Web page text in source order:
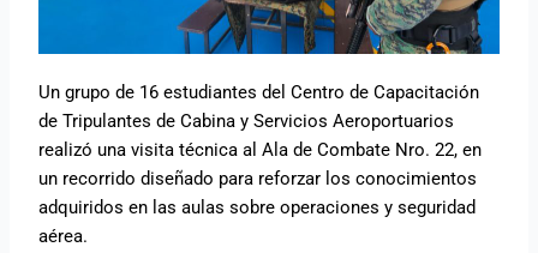
Un grupo de 16 estudiantes del Centro de Capacitación
de Tripulantes de Cabina y Servicios Aeroportuarios
realizó una visita técnica al Ala de Combate Nro. 22, en
un recorrido diseñado para reforzar los conocimientos
adquiridos en las aulas sobre operaciones y seguridad
aérea.